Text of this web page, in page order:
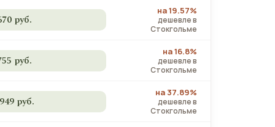
руб.
на 19.57%
дешевле в
Стокгольме
руб.
на 16.8%
дешевле в
Стокгольме
руб.
на 37.89%
дешевле в
Стокгольме